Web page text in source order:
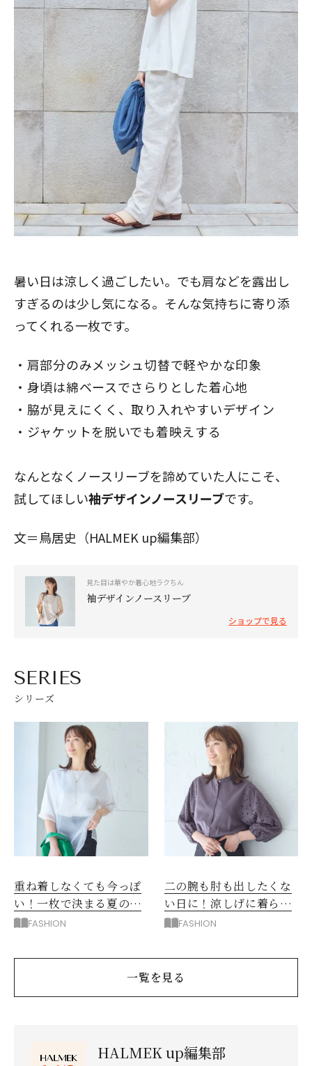
暑い日は涼しく過ごしたい。でも肩などを露出し
すぎるのは少し気になる。そんな気持ちに寄り添
ってくれる一枚です。
肩部分のみメッシュ切替で軽やかな印象
身頃は綿ベースでさらりとした着心地
脇が見えにくく、取り入れやすいデザイン
ジャケットを脱いでも着映えする
なんとなくノースリーブを諦めていた人にこそ、
試してほしい袖デザインノースリーブです。
文＝鳥居史（HALMEK up編集部）
見た目は華やか着心地ラクちん
袖デザインノースリーブ
ショップで見る
SERIES
シリーズ
重ね着しなくても今っぽ
い！一枚で決まる夏のシ
アーTシャツ
FASHION
二の腕も肘も出したくな
い日に！涼しげに着られ
る袖レースコットンシャ
FASHION
一覧を見る
HALMEK up編集部